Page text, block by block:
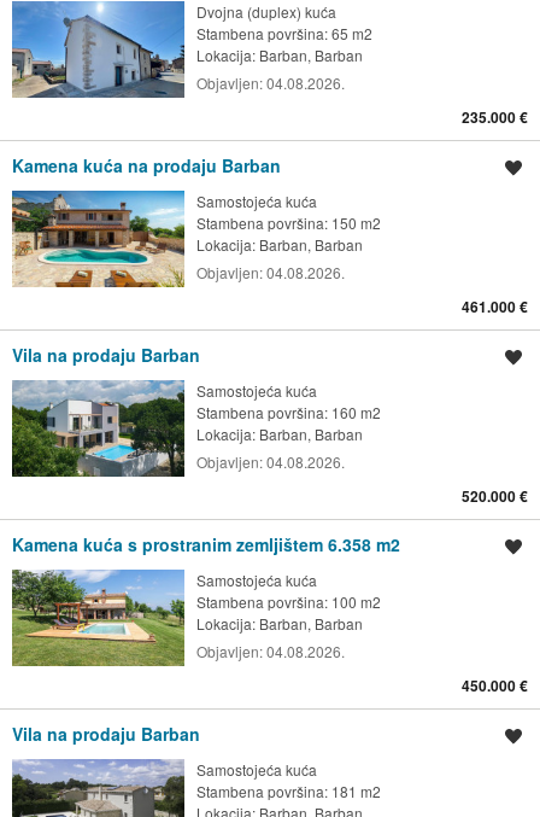
Dvojna (duplex) kuća
Stambena površina: 65 m2
Lokacija: Barban, Barban
Objavljen:04.08.2026.
235.000 €
Kamena kuća na prodaju Barban
Samostojeća kuća
Stambena površina: 150 m2
Lokacija: Barban, Barban
Objavljen:04.08.2026.
461.000 €
Vila na prodaju Barban
Samostojeća kuća
Stambena površina: 160 m2
Lokacija: Barban, Barban
Objavljen:04.08.2026.
520.000 €
Kamena kuća s prostranim zemljištem 6.358 m2
Samostojeća kuća
Stambena površina: 100 m2
Lokacija: Barban, Barban
Objavljen:04.08.2026.
450.000 €
Vila na prodaju Barban
Samostojeća kuća
Stambena površina: 181 m2